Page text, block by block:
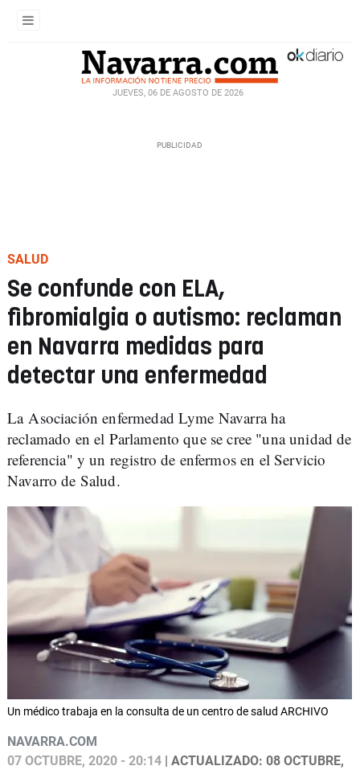
JUEVES, 06 DE AGOSTO DE 2026
SALUD
Se confunde con ELA,
fibromialgia o autismo: reclaman
en Navarra medidas para
detectar una enfermedad
La Asociación enfermedad Lyme Navarra ha
reclamado en el Parlamento que se cree "una unidad de
referencia" y un registro de enfermos en el Servicio
Navarro de Salud.
Un médico trabaja en la consulta de un centro de salud ARCHIVO
NAVARRA.COM
07 OCTUBRE, 2020 - 20:14 | ACTUALIZADO: 08 OCTUBRE,